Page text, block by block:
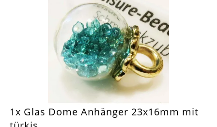
1x Glas Dome Anhänger 23x16mm mit